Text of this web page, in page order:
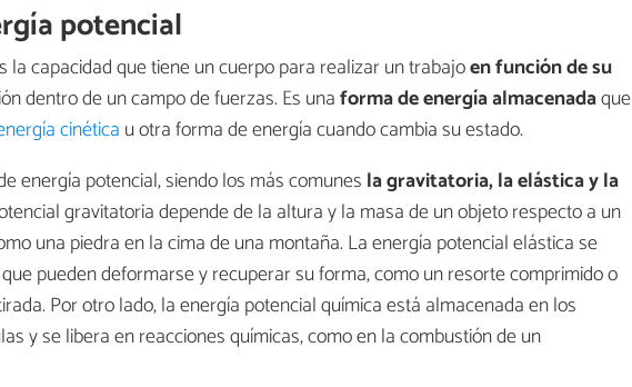
potencial
la capacidad que tiene un cuerpo para realizar un trabajoen función de su
dentro de un campo de fuerzas. Es unaforma de energía almacenadaque
cinética u otra forma de energía cuando cambia su estado.
energía potencial, siendo los más comunes la gravitatoria, la elástica y la
gravitatoria depende de la altura y la masa de un objeto respecto a un
una piedra en la cima de una montaña. La energía potencial elástica se
pueden deformarse y recuperar su forma, como un resorte comprimido o
Por otro lado, la energía potencial química está almacenada en los
y se libera en reacciones químicas, como en la combustión de un